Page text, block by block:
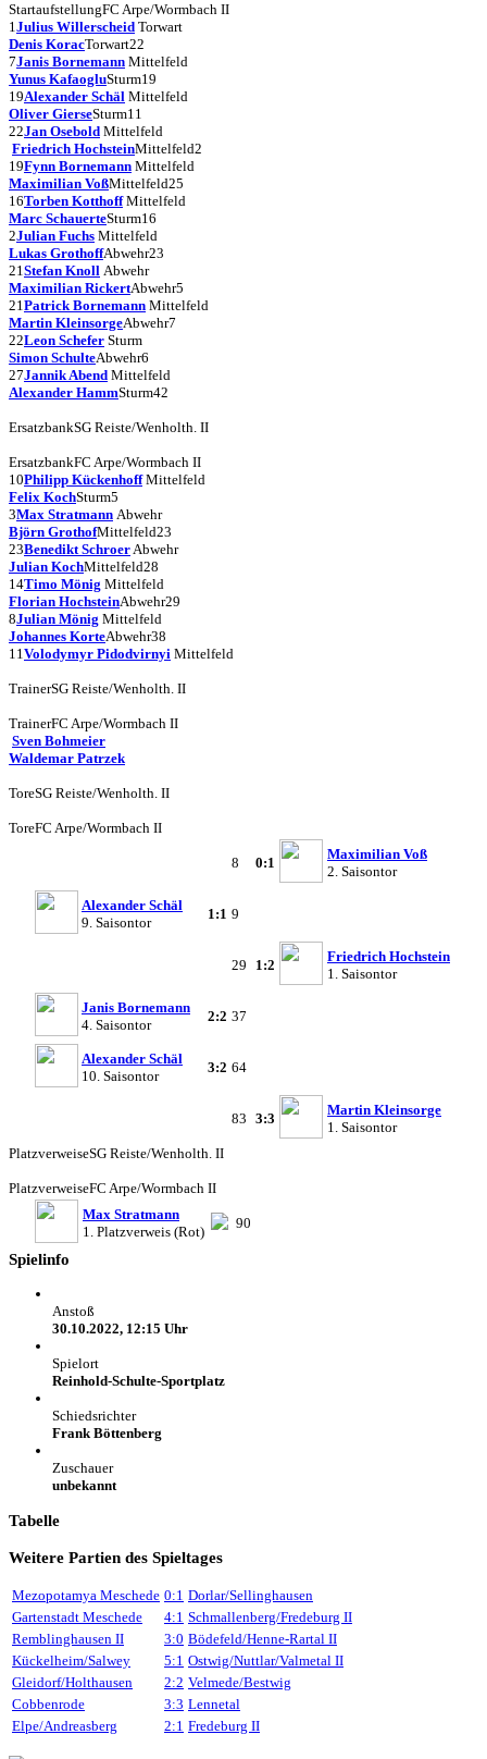
StartaufstellungFC Arpe/Wormbach II
1Julius Willerscheid Torwart
Denis KoracTorwart22
7Janis Bornemann Mittelfeld
Yunus KafaogluSturm19
19Alexander Schäl Mittelfeld
Oliver GierseSturm11
22Jan Osebold Mittelfeld
Friedrich HochsteinMittelfeld2
19Fynn Bornemann Mittelfeld
Maximilian VoßMittelfeld25
16Torben Kotthoff Mittelfeld
Marc SchauerteSturm16
2Julian Fuchs Mittelfeld
Lukas GrothoffAbwehr23
21Stefan Knoll Abwehr
Maximilian RickertAbwehr5
21Patrick Bornemann Mittelfeld
Martin KleinsorgeAbwehr7
22Leon Schefer Sturm
Simon SchulteAbwehr6
27Jannik Abend Mittelfeld
Alexander HammSturm42
ErsatzbankSG Reiste/Wenholth. II
ErsatzbankFC Arpe/Wormbach II
10Philipp Kückenhoff Mittelfeld
Felix KochSturm5
3Max Stratmann Abwehr
Björn GrothofMittelfeld23
23Benedikt SchroerAbwehr
Julian KochMittelfeld28
14Timo Mönig Mittelfeld
Florian HochsteinAbwehr29
8Julian Mönig Mittelfeld
Johannes KorteAbwehr38
11Volodymyr Pidodvirnyi Mittelfeld
TrainerSG Reiste/Wenholth. II
TrainerFC Arpe/Wormbach II
Sven Bohmeier
Waldemar Patrzek
ToreSG Reiste/Wenholth. II
ToreFC Arpe/Wormbach II
8 0:1
Maximilian Voß
2. Saisontor
Alexander Schäl
9. Saisontor
1:1 9
29 1:2
Friedrich Hochstein
1. Saisontor
Janis Bornemann
4. Saisontor
2:2 37
Alexander Schäl
10. Saisontor
3:2 64
83 3:3
Martin Kleinsorge
1. Saisontor
PlatzverweiseSG Reiste/Wenholth. II
PlatzverweiseFC Arpe/Wormbach II
Max Stratmann
1. Platzverweis (Rot)
90
Spielinfo
Anstoß
30.10.2022, 12:15 Uhr
Spielort
Reinhold-Schulte-Sportplatz
Schiedsrichter
Frank Böttenberg
Zuschauer
unbekannt
Tabelle
Weitere Partien des Spieltages
Mezopotamya Meschede 0:1 Dorlar/Sellinghausen
Gartenstadt Meschede
4:1 Schmallenberg/Fredeburg II
Remblinghausen II
3:0 Bödefeld/Henne-Rartal II
Kückelheim/Salwey
5:1 Ostwig/Nuttlar/Valmetal II
Gleidorf/Holthausen
2:2 Velmede/Bestwig
Cobbenrode
3:3 Lennetal
Elpe/Andreasberg
2:1 Fredeburg II